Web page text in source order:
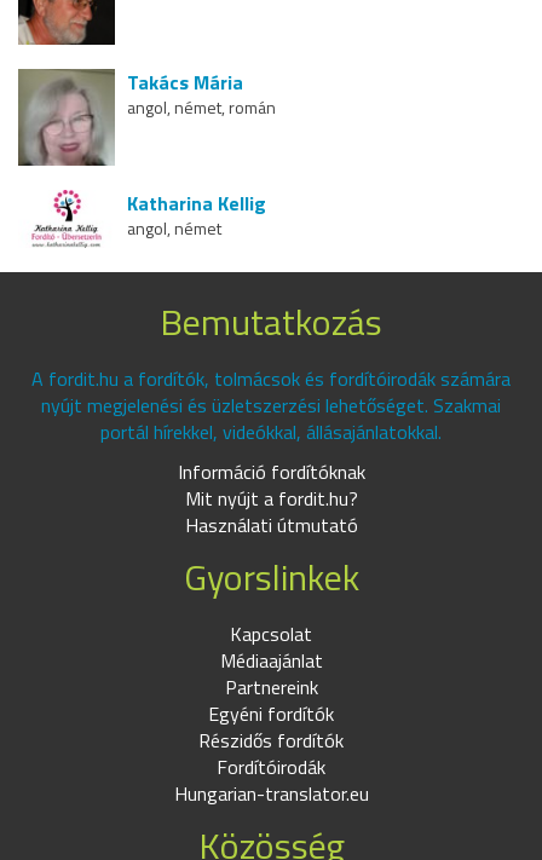
Takács Mária
angol, német, román
Katharina Kellig
angol, német
Bemutatkozás
A fordit.hu a fordítók, tolmácsok és fordítóirodák számára
nyújt megjelenési és üzletszerzési lehetőséget. Szakmai
portál hírekkel, videókkal, állásajánlatokkal.
Információ fordítóknak
Mit nyújt a fordit.hu?
Használati útmutató
Gyorslinkek
Kapcsolat
Médiaajánlat
Partnereink
Egyéni fordítók
Részidős fordítók
Fordítóirodák
Hungarian-translator.eu
Közösség